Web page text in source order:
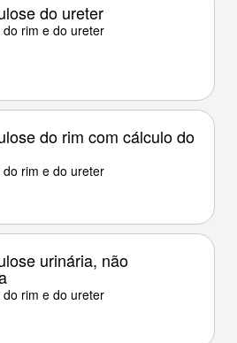
do ureter
do rim e do ureter
do rim com cálculo do
do rim e do ureter
urinária, não
do rim e do ureter